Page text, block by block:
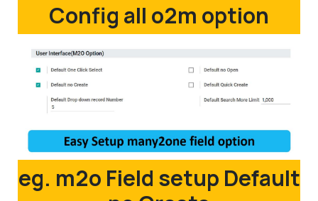
Config all o2m option
eg. m2o Field setup Default